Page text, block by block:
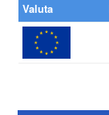
Valuta